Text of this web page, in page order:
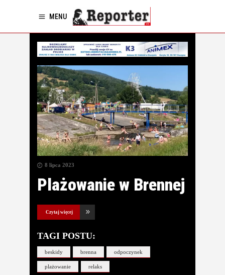
MENU
8 lipca 2023
Plażowanie w Brennej
Czytaj więcej
TAGI POSTU:
beskidy brenna odpoczynek
plażowanie relaks